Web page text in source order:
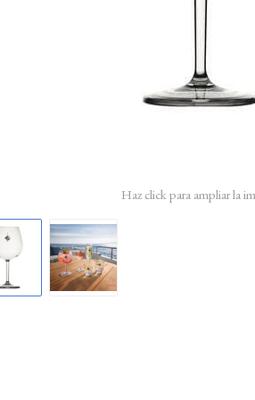
Haz click para ampliar la